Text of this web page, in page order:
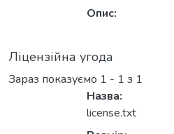
Опис:
Ліцензійна угода
Зараз показуємо 1 - 1 з 1
Назва:
license.txt